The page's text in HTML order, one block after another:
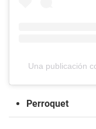
Una publicación
Perroquet